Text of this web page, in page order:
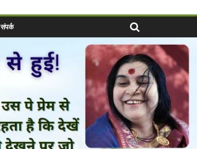
संपर्क